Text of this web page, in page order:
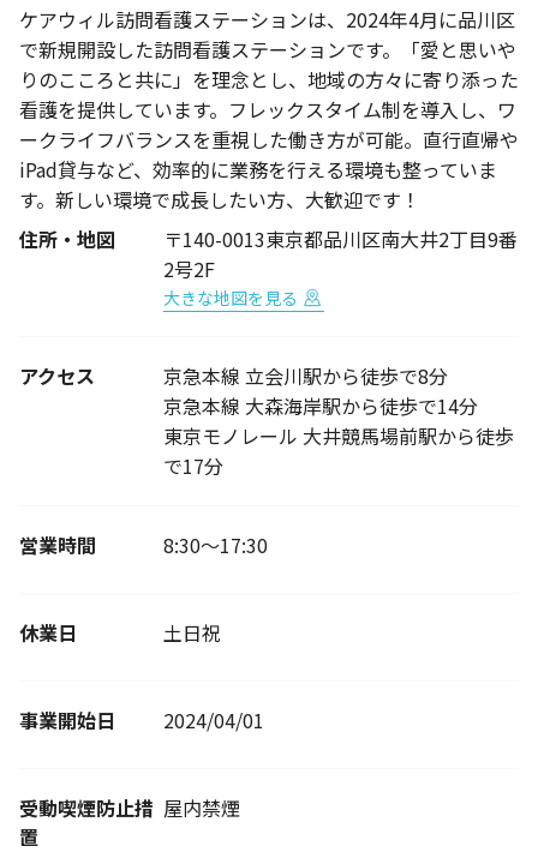
ケアウィル訪問看護ステーションは、2024年4月に品川区
で新規開設した訪問看護ステーションです。「愛と思いや
りのこころと共に」を理念とし、地域の方々に寄り添った
看護を提供しています。フレックスタイム制を導入し、ワ
ークライフバランスを重視した働き方が可能。直行直帰や
iPad貸与など、効率的に業務を行える環境も整っていま
す。新しい環境で成長したい方、大歓迎です！
住所・地図
〒140-0013東京都品川区南大井2丁目9番
2号2F
大きな地図を見る
アクセス
京急本線 立会川駅から徒歩で8分
京急本線 大森海岸駅から徒歩で14分
東京モノレール 大井競馬場前駅から徒歩
で17分
営業時間 8:30～17:30
休業日 土日祝
事業開始日 2024/04/01
受動喫煙防止措
置
屋内禁煙